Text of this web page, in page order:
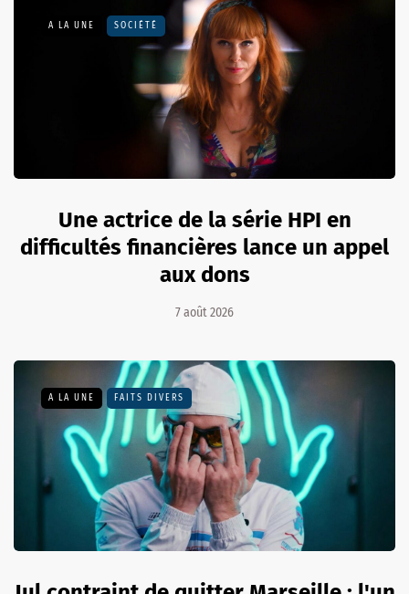
A LA UNE SOCIÉTÉ
Une actrice de la série HPI en
difficultés financières lance un appel
aux dons
7 août 2026
A LA UNE FAITS DIVERS